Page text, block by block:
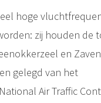
hoge
zij houden de
en
gelegd van het
Air Traffic